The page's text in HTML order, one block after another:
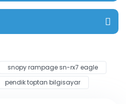
snopy rampage sn-rx7 eagle
pendik toptan bilgisayar